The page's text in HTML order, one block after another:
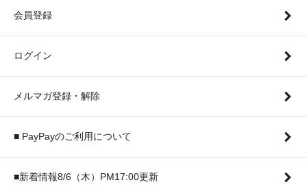
会員登録
ログイン
メルマガ登録・解除
■ PayPayのご利用について
■新着情報8/6（木）PM17:00更新